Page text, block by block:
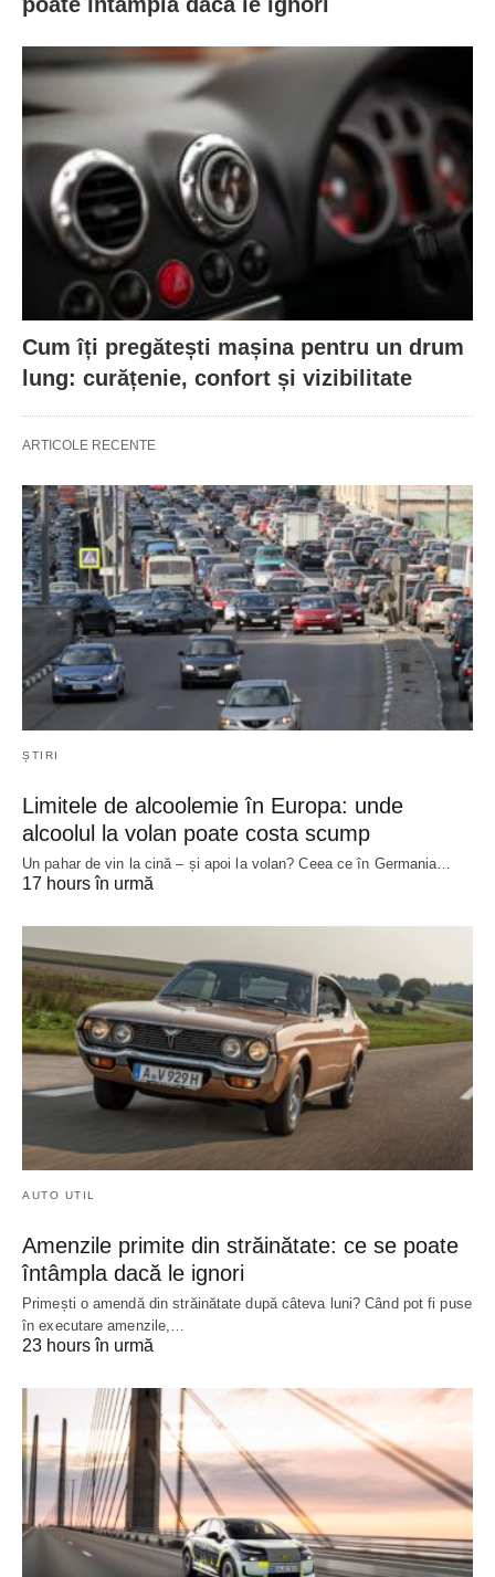
Cum îți pregătești mașina pentru un drum
lung: curățenie, confort și vizibilitate
ARTICOLE RECENTE
ȘTIRI
Limitele de alcoolemie în Europa: unde
alcoolul la volan poate costa scump
Un pahar de vin la cină – și apoi la volan? Ceea ce în Germania…
17 hours în urmă
AUTO UTIL
Amenzile primite din străinătate: ce se poate
întâmpla dacă le ignori
Primești o amendă din străinătate după câteva luni? Când pot fi puse
în executare amenzile,…
23 hours în urmă